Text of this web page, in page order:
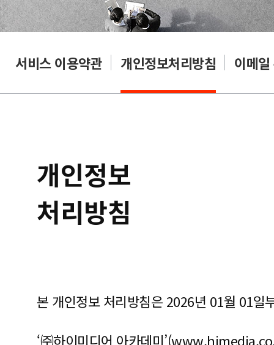
서비스 이용약관 개인정보처리방침 이메
개인정보
처리방침
본 개인정보 처리방침은 2026년 01월 01일
‘㈜하이미디어 아카데미